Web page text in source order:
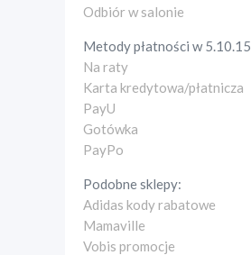
Odbiór w salonie
Metody płatności w5.10.15
Na raty
Karta kredytowa/płatnicza
PayU
Gotówka
PayPo
Podobne sklepy:
Adidas kody rabatowe
Mamaville
Vobis promocje